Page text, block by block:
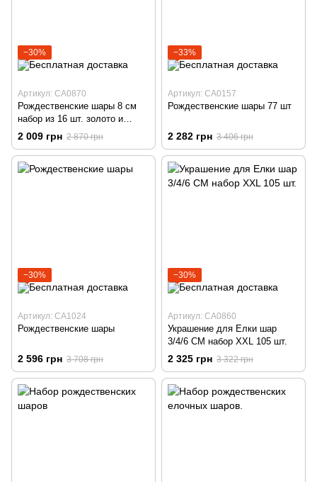
−30%
Артикул: CA0870
Рождественские шары 8 см
набор из 16 шт. золото и
белое
2 009 грн 2 870 грн
−33%
Артикул: CA0157
Рождественские шары 77 шт
2 282 грн 3 406 грн
−30%
Артикул: CA1024
Рождественские шары
2 596 грн 3 708 грн
−30%
Артикул: CA0860
Украшение для Елки шар
3/4/6 СМ набор XXL 105 шт.
2 325 грн 3 322 грн